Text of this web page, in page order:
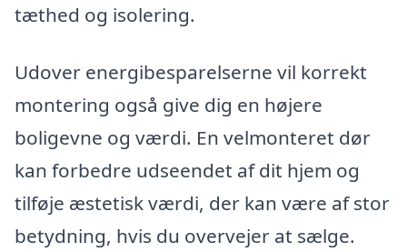
tæthed og isolering.
Udover energibesparelserne vil korrekt
montering også give dig en højere
boligevne og værdi. En velmonteret dør
kan forbedre udseendet af dit hjem og
tilføje æstetisk værdi, der kan være af stor
betydning, hvis du overvejer at sælge.